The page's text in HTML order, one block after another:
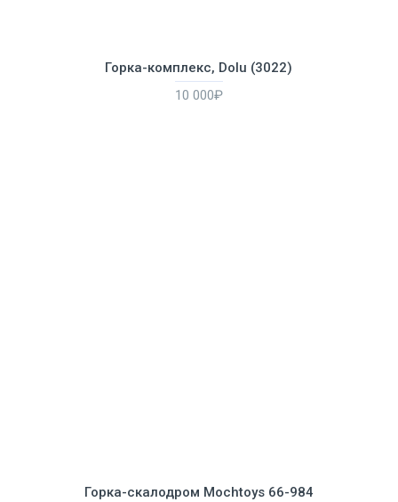
Горка-комплекс, Dolu (3022)
10 000₽
Горка-скалодром Mochtoys 66-984